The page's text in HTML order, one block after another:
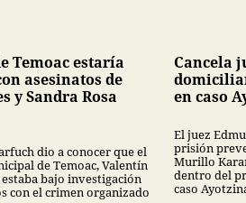
Temoac estaría
asesinatos de
y Sandra Rosa
dio a conocer que el
de Temoac, Valentín
bajo investigación
con el crimen organizado
Cancela
en caso
El juez
prisión
Murillo
dentro del
caso